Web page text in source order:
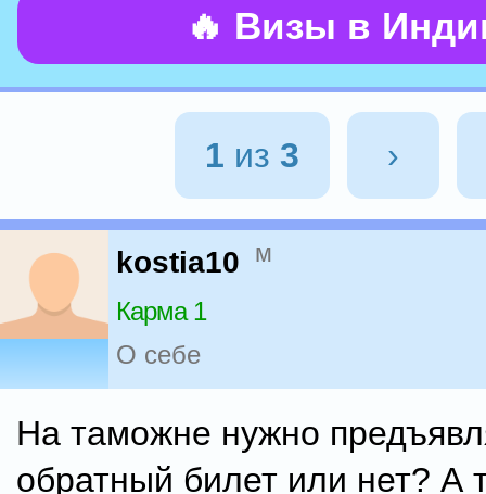
🔥 Визы в
1 из 3 ›
kostia10 м
Карма 1
О себе
На таможне нужно
обратный билет или нет? А